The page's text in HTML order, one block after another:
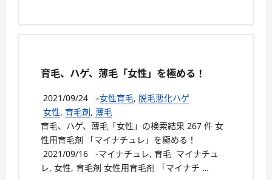
育毛、ハゲ、薄毛「女性」を極める！
2021/09/24 –女性育毛, 脱毛悪化ハゲ
女性, 育毛剤, 薄毛
育毛、ハゲ、薄毛「女性」の検索結果 267 件 女
性用育毛剤 「マイナチュレ」を極める！
2021/09/16 -マイナチュレ, 育毛 マイナチュ
レ, 女性, 育毛剤 女性用育毛剤 「マイナチ …